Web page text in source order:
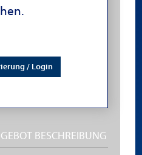
/ Login
BESCHREIBUNG